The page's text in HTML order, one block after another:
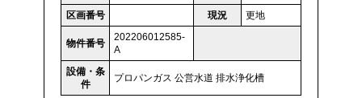
区画番号 現況 更地
物件番号
202206012585-
A
設備・条
件
プロパンガス 公営水道 排水浄化槽